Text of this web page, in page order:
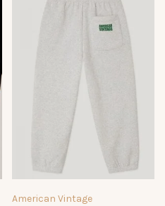
American Vintage